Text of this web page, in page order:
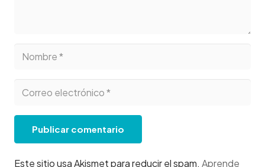
Publicar comentario
Este sitio usa Akismet para reducir el spam. Aprende